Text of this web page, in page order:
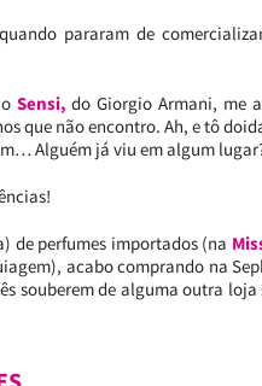
pararam de
Sensi, do Giorgio Armani, me
que não encontro. Ah, e tô
Alguém já viu em algum
de perfumes importados (na
acabo comprando na
souberem de alguma outra loja